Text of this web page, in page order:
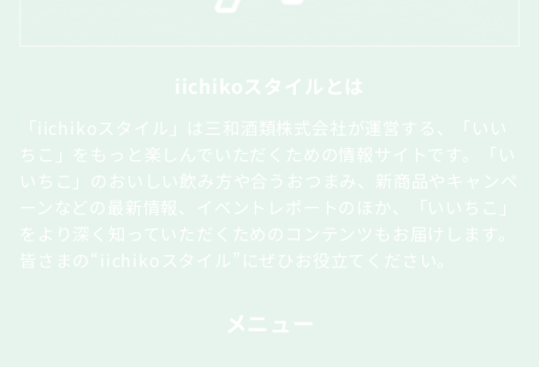
iichikoスタイルとは
「iichikoスタイル」は三和酒類株式会社が運営する、「いい
ちこ」をもっと楽しんでいただくための情報サイトです。「い
いちこ」のおいしい飲み方や合うおつまみ、新商品やキャンペ
ーンなどの最新情報、イベントレポートのほか、「いいちこ」
をより深く知っていただくためのコンテンツもお届けします。
皆さまの“iichikoスタイル”にぜひお役立てください。
メニュー